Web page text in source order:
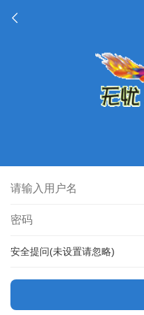
安全提问(未设置请忽略)